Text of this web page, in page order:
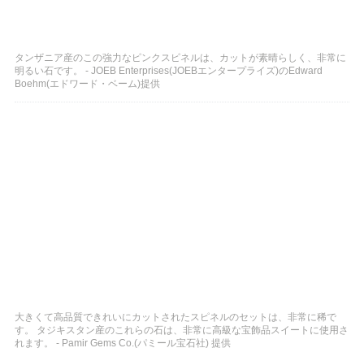
タンザニア産のこの強力なピンクスピネルは、カットが素晴らしく、非常に
明るい石です。 - JOEB Enterprises(JOEBエンタープライズ)のEdward
Boehm(エドワード・ベーム)提供
大きくて高品質できれいにカットされたスピネルのセットは、非常に稀で
す。 タジキスタン産のこれらの石は、非常に高級な宝飾品スイートに使用さ
れます。 - Pamir Gems Co.(パミール宝石社) 提供